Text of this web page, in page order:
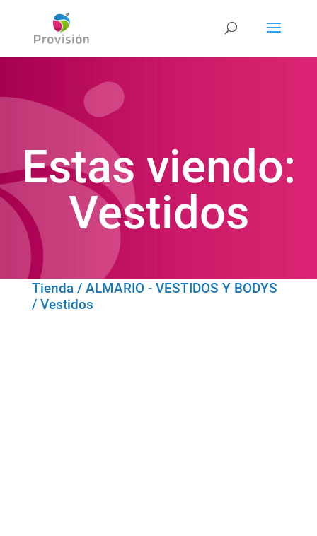
Estas viendo:
Vestidos
Tienda/ ALMARIO - VESTIDOS Y BODYS
/ Vestidos